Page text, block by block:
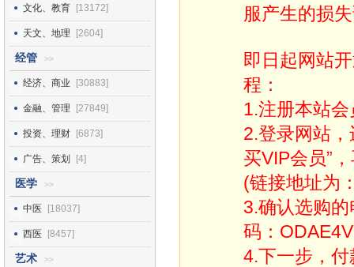
文化、教育 [13172]
天文、地理 [2604]
经管 >>
经济、商业 [30883]
金融、管理 [27849]
投资、理财 [6873]
广告、策划 [4]
医学 >>
中医 [18037]
西医 [8457]
艺术 >>
服产生的损
即日起网站
程：
1.注册本站会
2.登录网站，
买VIP会员”
(链接地址为
3.确认选购
码：
4.下一步，